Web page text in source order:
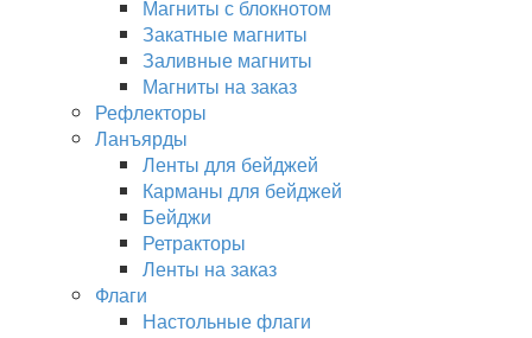
Магниты с блокнотом
Закатные магниты
Заливные магниты
Магниты на заказ
Рефлекторы
Ланъярды
Ленты для бейджей
Карманы для бейджей
Бейджи
Ретракторы
Ленты на заказ
Флаги
Настольные флаги